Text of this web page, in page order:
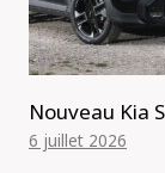
Nouveau Kia
6 juillet 2026